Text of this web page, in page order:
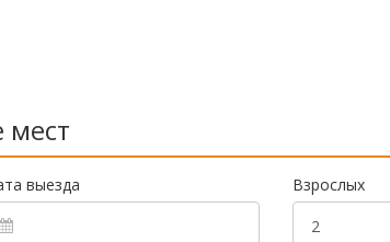
выезда Взрослых